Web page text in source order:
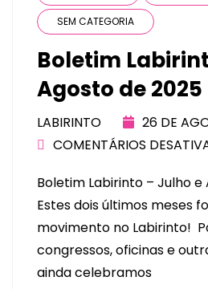
SEM CATEGORIA
Boletim
Agosto de 2025
LABIRINTO
26 DE
COMENTÁRIOS
Boletim Labirinto – Julho e
Estes dois últimos meses
movimento no Labirinto!
congressos, oficinas e
ainda celebramos